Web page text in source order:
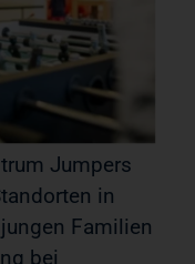
Jumpers
in
Familien
bei